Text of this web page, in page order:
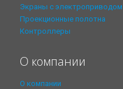
Экраны с электроприводом
Проекционные полотна
Контроллеры
О компании
О компании